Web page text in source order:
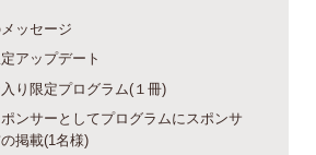
ッセージ
アップデート
り限定プログラム(１冊)
ンサーとしてプログラムにスポンサ
掲載(1名様)